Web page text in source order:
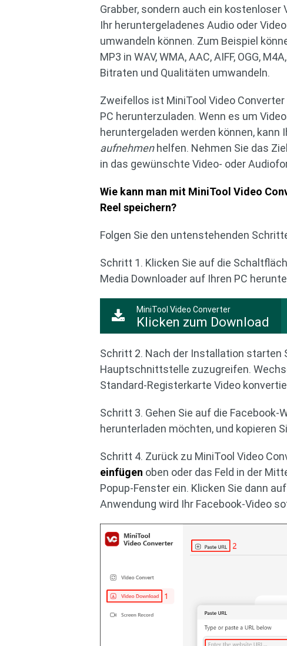
Grabber, sondern auch ein
Ihr heruntergeladenes Audio oder
umwandeln können. Zum Beispiel
MP3 in WAV, WMA, AAC, AIFF, OGG,
Bitraten und Qualitäten umwandeln.
Zweifellos ist MiniTool Video
PC herunterzuladen. Wenn es um
heruntergeladen werden können, kann
aufnehmenhelfen. Nehmen Sie das
in das gewünschte Video- oder
Wie kann man mit MiniTool Video
Reel speichern?
Folgen Sie den untenstehenden
Schritt 1. Klicken Sie auf die
Media Downloader auf Ihren PC
MiniTool Video Converter
Klicken zum Download
Schritt 2. Nach der Installation starten
Hauptschnittstelle zuzugreifen.
Standard-Registerkarte Video
Schritt 3. Gehen Sie auf die Facebook-
herunterladen möchten, und kopieren
Schritt 4. Zurück zu MiniTool Video
einfügen oben oder das Feld in der
Popup-Fenster ein. Klicken Sie dann
Anwendung wird Ihr Facebook-Video